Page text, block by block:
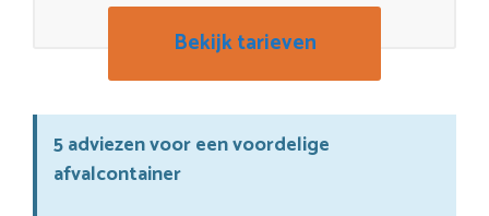
Bekijk tarieven
5 adviezen voor een voordelige
afvalcontainer